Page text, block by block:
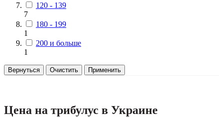
120 - 139
7
180 - 199
1
200 и больше
1
Вернуться Очистить Применить
Цена на трибулус в Украине